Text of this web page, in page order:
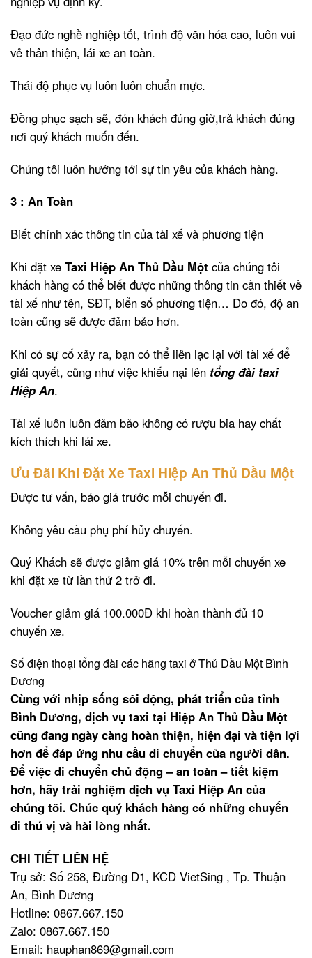
Đạo đức nghề nghiệp tốt, trình độ văn hóa cao, luôn vui
vẻ thân thiện, lái xe an toàn.
Thái độ phục vụ luôn luôn chuẩn mực.
Đồng phục sạch sẽ, đón khách đúng giờ,trả khách đúng
nơi quý khách muốn đến.
Chúng tôi luôn hướng tới sự tin yêu của khách hàng.
3 : An Toàn
Biết chính xác thông tin của tài xế và phương tiện
Khi đặt xe Taxi Hiệp An Thủ Dầu Một của chúng tôi
khách hàng có thể biết được những thông tin cần thiết về
tài xế như tên, SĐT, biển số phương tiện… Do đó, độ an
toàn cũng sẽ được đảm bảo hơn.
Khi có sự cố xảy ra, bạn có thể liên lạc lại với tài xế để
giải quyết, cũng như việc khiếu nại lên tổng đài taxi
Hiệp An.
Tài xế luôn luôn đảm bảo không có rượu bia hay chất
kích thích khi lái xe.
Ưu Đãi Khi Đặt Xe Taxi Hiệp An Thủ Dầu Một
Được tư vấn, báo giá trước mỗi chuyến đi.
Không yêu cầu phụ phí hủy chuyến.
Quý Khách sẽ được giảm giá 10% trên mỗi chuyến xe
khi đặt xe từ lần thứ 2 trở đi.
Voucher giảm giá 100.000Đ khi hoàn thành đủ 10
chuyến xe.
Số điện thoại tổng đài các hãng taxi ở Thủ Dầu Một Bình
Dương
Cùng với nhịp sống sôi động, phát triển của tỉnh
Bình Dương, dịch vụ taxi tại Hiệp An Thủ Dầu Một
cũng đang ngày càng hoàn thiện, hiện đại và tiện lợi
hơn để đáp ứng nhu cầu di chuyển của người dân.
Để việc di chuyển chủ động – an toàn – tiết kiệm
hơn, hãy trải nghiệm dịch vụ Taxi Hiệp An của
chúng tôi. Chúc quý khách hàng có những chuyến
đi thú vị và hài lòng nhất.
CHI TIẾT LIÊN HỆ
Trụ sở: Số 258, Đường D1, KCD VietSing , Tp. Thuận
An, Bình Dương
Hotline: 0867.667.150
Zalo: 0867.667.150
Email: hauphan869@gmail.com